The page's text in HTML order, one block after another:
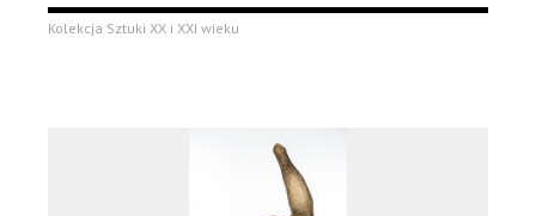
Kolekcja Sztuki XX i XXI wieku